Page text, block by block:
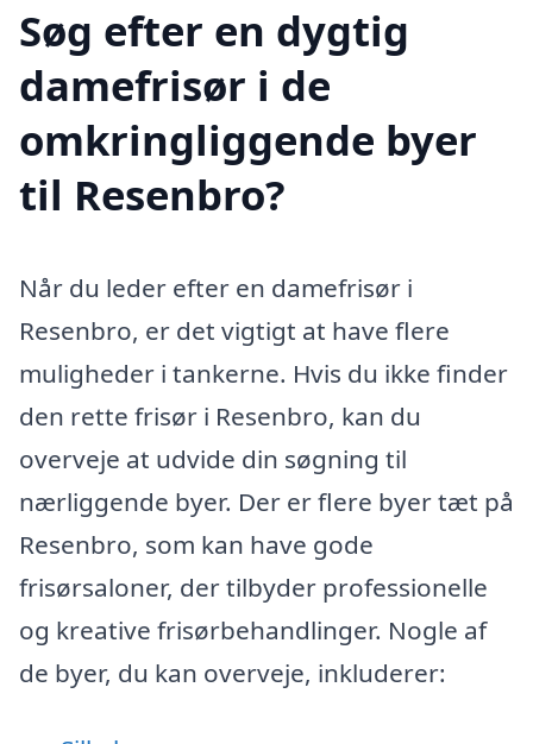
Søg efter en dygtig
damefrisør i de
omkringliggende byer
til Resenbro?
Når du leder efter en damefrisør i
Resenbro, er det vigtigt at have flere
muligheder i tankerne. Hvis du ikke finder
den rette frisør i Resenbro, kan du
overveje at udvide din søgning til
nærliggende byer. Der er flere byer tæt på
Resenbro, som kan have gode
frisørsaloner, der tilbyder professionelle
og kreative frisørbehandlinger. Nogle af
de byer, du kan overveje, inkluderer: